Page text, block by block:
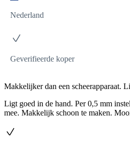
Nederland
Geverifieerde koper
Makkelijker dan een scheerapparaat.
Ligt goed in de hand. Per 0,5 mm
mee. Makkelijk schoon te maken.